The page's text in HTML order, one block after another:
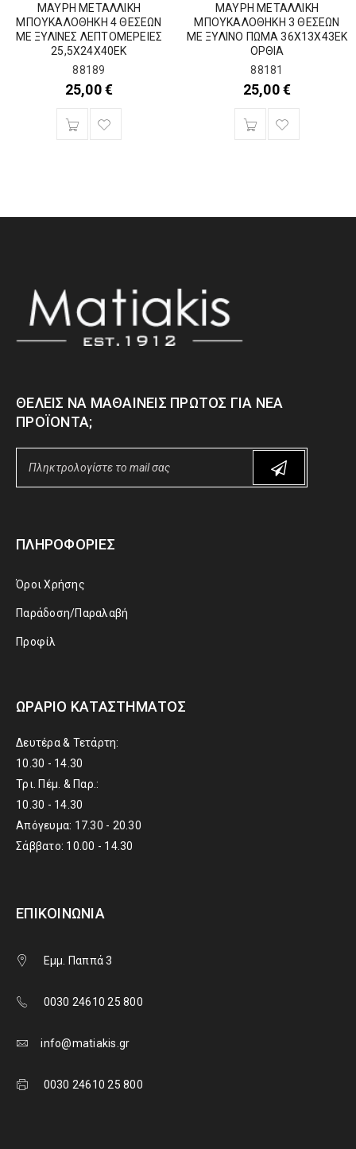
ΜΑΥΡΗ ΜΕΤΑΛΛΙΚΗ
ΜΠΟΥΚΑΛΟΘΗΚΗ 4 ΘΕΣΕΩΝ
ΜΕ ΞΥΛΙΝΕΣ ΛΕΠΤΟΜΕΡΕΙΕΣ
25,5Χ24Χ40ΕΚ
88189
25,00€
ΜΑΥΡΗ ΜΕΤΑΛΛΙΚΗ
ΜΠΟΥΚΑΛΟΘΗΚΗ 3 ΘΕΣΕΩΝ
ΜΕ ΞΥΛΙΝΟ ΠΩΜΑ 36Χ13Χ43ΕΚ
ΟΡΘΙΑ
88181
25,00€
ΘΈΛΕΙΣ ΝΑ ΜΑΘΑΊΝΕΙΣ ΠΡΏΤΟΣ ΓΙΑ ΝΈΑ
ΠΡΟΪΌΝΤΑ;
ΠΛΗΡΟΦΟΡΊΕΣ
Όροι Χρήσης
Παράδοση/Παραλαβή
Προφίλ
ΩΡΆΡΙΟ ΚΑΤΑΣΤΉΜΑΤΟΣ
Δευτέρα & Τετάρτη:
10.30 - 14.30
Τρι. Πέμ. & Παρ.:
10.30 - 14.30
Απόγευμα: 17.30 - 20.30
Σάββατο: 10.00 - 14.30
ΕΠΙΚΟΙΝΩΝΊΑ
Εμμ. Παππά 3
0030 24610 25 800
info@matiakis.gr
0030 24610 25 800